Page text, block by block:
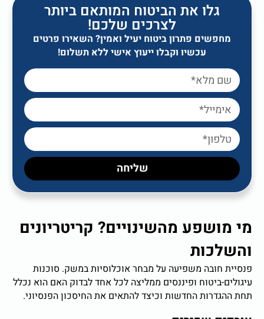
גלו את הביטוח המותאם ביותר
לצרכים שלכם!
מחפשים פתרון ביטוח יעיל ואמין? השאירו פרטים
עכשיו וקבלו ייעוץ אישי ללא תשלום!
שליחה
מי מושפע מהשינויים? קריטריונים
והשלכות
פנסיית חובה משפיעה על מבחר אוכלוסיות במשק. סוכנות
עיגולים-ביטוח ופיננסים ממליצה לכל אחד לבדוק האם הוא נכלל
תחת ההגדרות החדשות וכיצד להתאים את החיסכון הפנסיוני.